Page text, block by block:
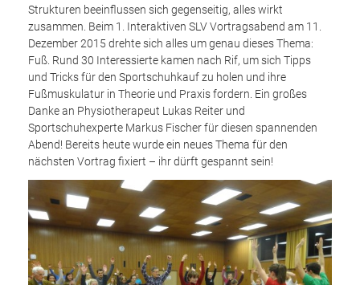
Strukturen beeinflussen sich gegenseitig, alles wirkt
zusammen. Beim 1. Interaktiven SLV Vortragsabend am 11.
Dezember 2015 drehte sich alles um genau dieses Thema:
Fuß. Rund 30 Interessierte kamen nach Rif, um sich Tipps
und Tricks für den Sportschuhkauf zu holen und ihre
Fußmuskulatur in Theorie und Praxis fordern. Ein großes
Danke an Physiotherapeut Lukas Reiter und
Sportschuhexperte Markus Fischer für diesen spannenden
Abend! Bereits heute wurde ein neues Thema für den
nächsten Vortrag fixiert – ihr dürft gespannt sein!